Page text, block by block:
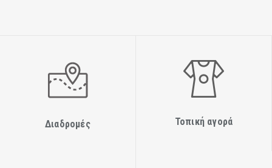
Διαδρομές Τοπική αγορά